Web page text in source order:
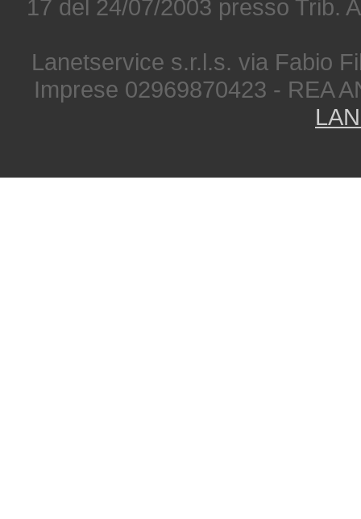
17 del 24/07/2003 presso Trib.
Lanetservice s.r.l.s. via Fabio
Imprese 02969870423 - REA